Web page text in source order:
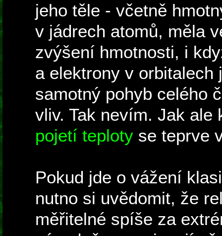
jeho těle - včetně
v jádrech atomů, měla
zvýšení hmotnosti, i
a elektrony v orbitalech
samotný pohyb celého
vliv. Tak nevím. Jak ale
pojetí teploty se teprve
Pokud jde o vážení
nutno si uvědomit, že
měřitelné spíše za